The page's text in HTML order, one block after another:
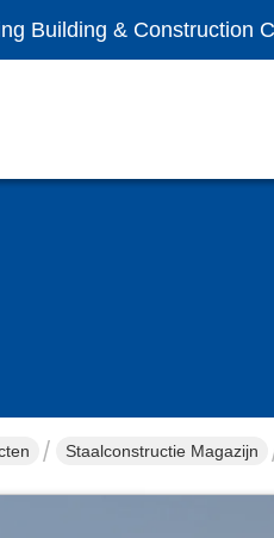
Building & Construction
Staalconstructie Magazijn